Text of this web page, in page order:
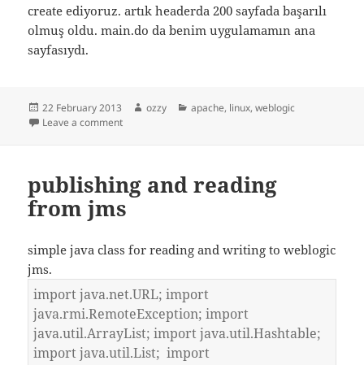
create ediyoruz. artık headerda 200 sayfada başarılı
olmuş oldu. main.do da benim uygulamamın ana
sayfasıydı.
Posted
on
22 February 2013 Author
ozzy Categories
apache, linux,weblogic
Leave a commenton apache weblogic 404
publishing and reading
from jms
simple java class for reading and writing to weblogic
jms.